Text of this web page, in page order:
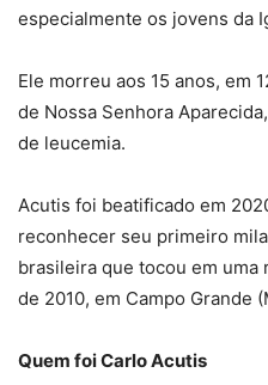
especialmente os jovens da
Ele morreu aos 15 anos, em
de Nossa Senhora
de leucemia.
Acutis foi beatificado em
reconhecer seu primeiro
brasileira que tocou em uma
de 2010, em Campo Grande
Quem foi Carlo Acutis